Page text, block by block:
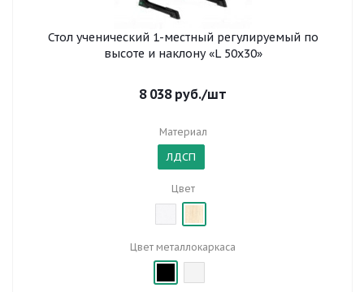
Стол ученический 1-местный регулируемый по
высоте и наклону «L 50x30»
8 038руб./шт
Материал
ЛДСП
Цвет
Цвет металлокаркаса